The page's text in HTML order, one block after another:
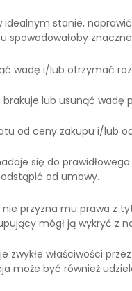
stanie,
spowodowałoby
wadę i/lub otrzymać
lub usunąć wadę
od ceny zakupu i/lub
się do
od umowy.
przyzna mu prawa z
mógł ją wykryć z
właściwości
może być również